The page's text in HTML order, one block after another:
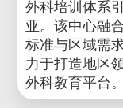
外科培训体系
亚。该中心融
标准与区域需
力于打造地区
外科教育平台。